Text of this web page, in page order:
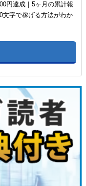
円達成｜5ヶ月の累計報
文字で稼げる方法がわか